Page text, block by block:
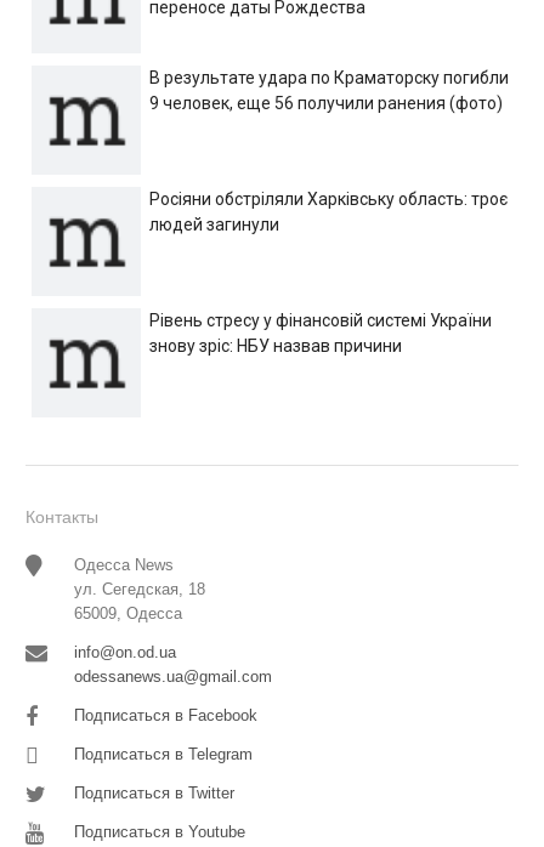
переносе даты Рождества
В результате удара по Краматорску погибли
9 человек, еще 56 получили ранения (фото)
Росіяни обстріляли Харківську область: троє
людей загинули
Рівень стресу у фінансовій системі України
знову зріс: НБУ назвав причини
Контакты
Одесса News
ул. Сегедская, 18
65009, Одесса
info@on.od.ua
odessanews.ua@gmail.com
Подписаться в Facebook
Подписаться в Telegram
Подписаться в Twitter
Подписаться в Youtube